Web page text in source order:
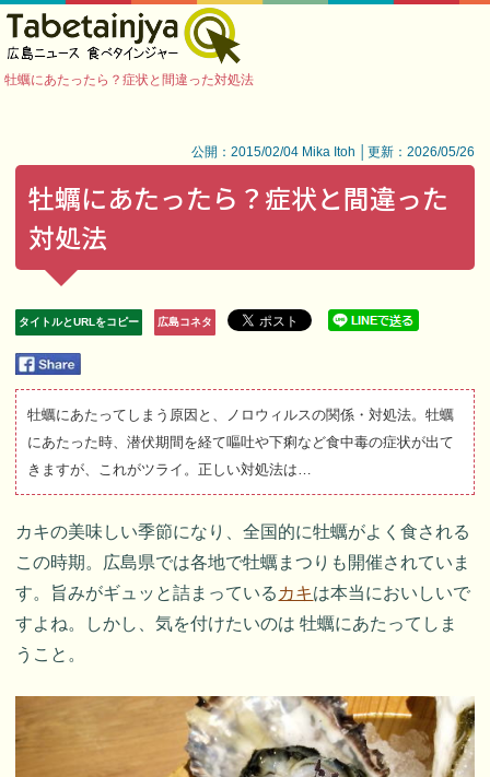
牡蠣にあたったら？症状と間違った対処法
公開：2015/02/04 Mika Itoh │更新：2026/05/26
牡蠣にあたったら？症状と間違った
対処法
タイトルとURLをコピー 広島コネタ
牡蠣にあたってしまう原因と、ノロウィルスの関係・対処法。牡蠣
にあたった時、潜伏期間を経て嘔吐や下痢など食中毒の症状が出て
きますが、これがツライ。正しい対処法は…
カキの美味しい季節になり、全国的に牡蠣がよく食される
この時期。広島県では各地で牡蠣まつりも開催されていま
す。旨みがギュッと詰まっている カキは本当においしいで
すよね。しかし、気を付けたいのは 牡蠣にあたってしま
うこと。